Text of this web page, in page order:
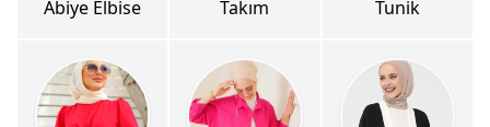
Abiye Elbise
Takım
Tunik